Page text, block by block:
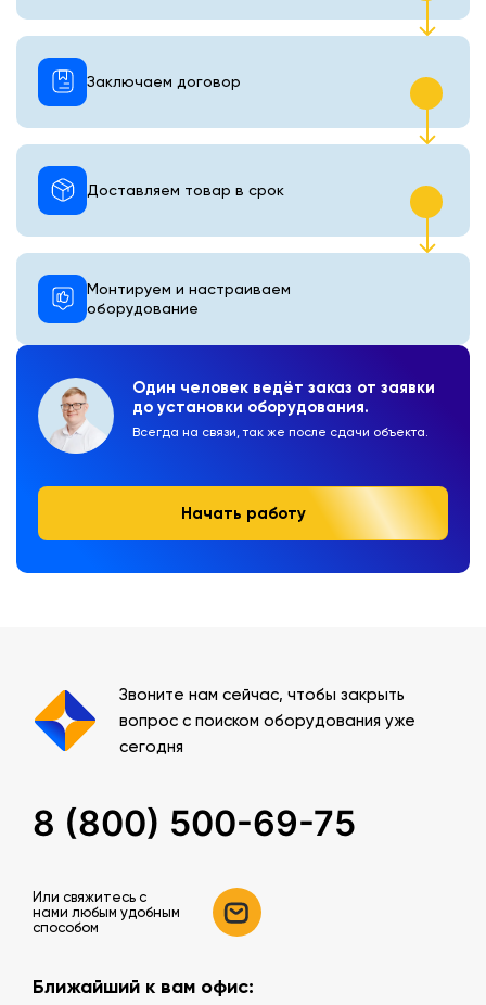
Один человек ведёт заказ от заявки
до установки оборудования.
Всегда на связи, так же после сдачи объекта.
Начать работу
Монтируем и настраиваем
оборудование
Доставляем товар в срок
Заключаем договор
Звоните нам сейчас, чтобы закрыть
вопрос с поиском оборудования уже
сегодня
8 (800) 500-69-75
Или свяжитесь c
нами любым удобным
способом
Ближайший к вам офис: